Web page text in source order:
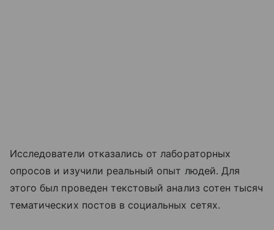
Исследователи отказались от лабораторных
опросов и изучили реальный опыт людей. Для
этого был проведен текстовый анализ сотен тысяч
тематических постов в социальных сетях.